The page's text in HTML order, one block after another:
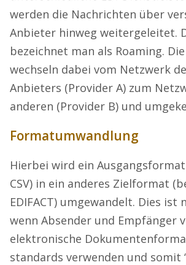
werden die Nachrichten über
Anbieter hinweg weitergeleitet.
bezeichnet man als Roaming.
wechseln dabei vom Netzwerk
Anbieters (Provider A) zum
anderen (Provider B) und
Formatumwandlung
Hierbei wird ein
CSV) in ein anderes Zielformat
EDIFACT) umgewandelt. Dies ist
wenn Absender und Empfänger
elektronische
standards verwenden und somit